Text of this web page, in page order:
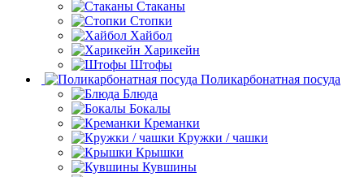
Стаканы
Стопки
Хайбол
Харикейн
Штофы
Поликарбонатная посуда
Блюда
Бокалы
Креманки
Кружки / чашки
Крышки
Кувшины